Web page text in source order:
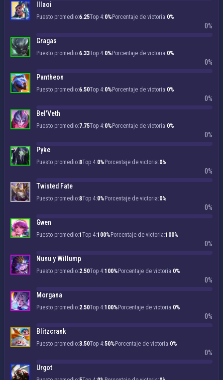
Illaoi
Puesto promedio:6.25Top 4:0% Porcentaje de victoria:0%
0%
Gragas
Puesto promedio:6.33Top 4:0% Porcentaje de victoria:0%
0%
Pantheon
Puesto promedio:6.50Top 4:0% Porcentaje de victoria:0%
0%
Bel'Veth
Puesto promedio:7.75Top 4:0% Porcentaje de victoria:0%
0%
Pyke
Puesto promedio:8Top 4:0% Porcentaje de victoria:0%
0%
Twisted Fate
Puesto promedio:8Top 4:0% Porcentaje de victoria:0%
0%
Gwen
Puesto promedio:1 Top 4:100% Porcentaje de victoria:100%
0%
Nunu y Willump
Puesto promedio:2.50Top 4:100% Porcentaje de victoria:0%
0%
Morgana
Puesto promedio:2.50Top 4:100% Porcentaje de victoria:0%
0%
Blitzcrank
Puesto promedio:3.50Top 4:50% Porcentaje de victoria:0%
0%
Urgot